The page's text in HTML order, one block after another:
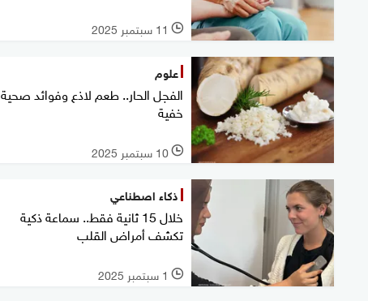
l 11 سبتمبر 2025
علوم
الفجل الحار.. طعم لاذع وفوائد صحية
خفية
l 10 سبتمبر 2025
ذكاء اصطناعي
خلال 15 ثانية فقط.. سماعة ذكية
تكشف أمراض القلب
l 1 سبتمبر 2025